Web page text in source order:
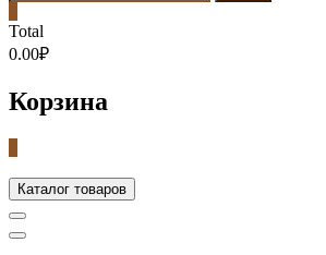
Total
0.00₽
Корзина
Каталог товаров